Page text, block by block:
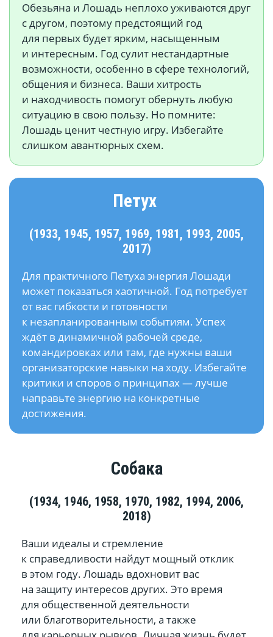
Обезьяна и Лошадь неплохо уживаются друг
с другом, поэтому предстоящий год
для первых будет ярким, насыщенным
и интересным. Год сулит нестандартные
возможности, особенно в сфере технологий,
общения и бизнеса. Ваши хитрость
и находчивость помогут обернуть любую
ситуацию в свою пользу. Но помните:
Лошадь ценит честную игру. Избегайте
слишком авантюрных схем.
Петух
(1933, 1945, 1957, 1969, 1981, 1993, 2005,
2017)
Для практичного Петуха энергия Лошади
может показаться хаотичной. Год потребует
от вас гибкости и готовности
к незапланированным событиям. Успех
ждёт в динамичной рабочей среде,
командировках или там, где нужны ваши
организаторские навыки на ходу. Избегайте
критики и споров о принципах — лучше
направьте энергию на конкретные
достижения.
Собака
(1934, 1946, 1958, 1970, 1982, 1994, 2006,
2018)
Ваши идеалы и стремление
к справедливости найдут мощный отклик
в этом году. Лошадь вдохновит вас
на защиту интересов других. Это время
для общественной деятельности
или благотворительности, а также